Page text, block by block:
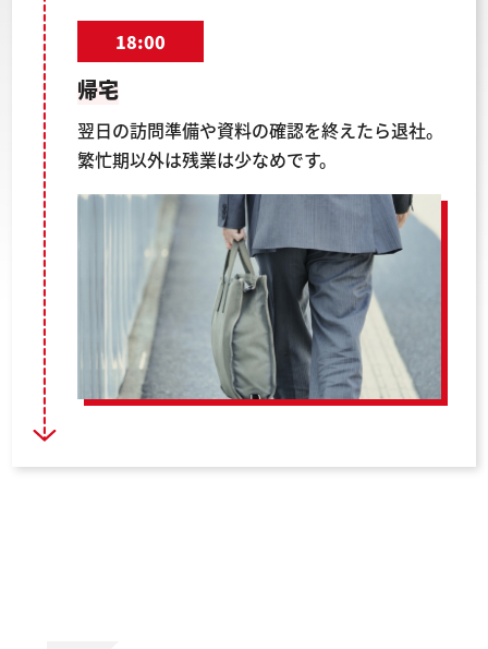
18:00
帰宅
翌日の訪問準備や資料の確認を終えたら退社。
繁忙期以外は残業は少なめです。